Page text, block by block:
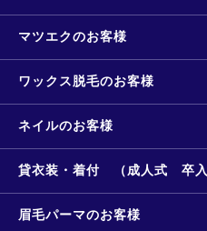
マツエクのお客様
ワックス脱毛のお客様
ネイルのお客様
貸衣装・着付 （成人式 卒
眉毛パーマのお客様